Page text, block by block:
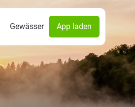
Gewässer App laden